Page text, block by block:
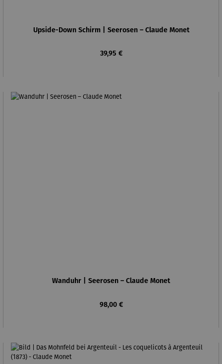
Upside-Down Schirm | Seerosen – Claude Monet
Regulärer Preis:
39,95 €
Wanduhr | Seerosen – Claude Monet
Regulärer Preis:
98,00 €